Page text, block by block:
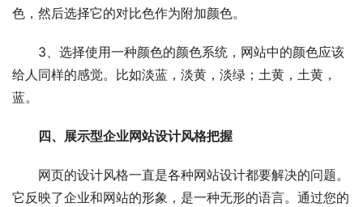
色，然后选择它的对比色作为附加颜色。
3、选择使用一种颜色的颜色系统，网站中的颜色应该
给人同样的感觉。比如淡蓝，淡黄，淡绿；土黄，土黄，
蓝。
四、展示型企业网站设计风格把握
网页的设计风格一直是各种网站设计都要解决的问题。
它反映了企业和网站的形象，是一种无形的语言。通过您的